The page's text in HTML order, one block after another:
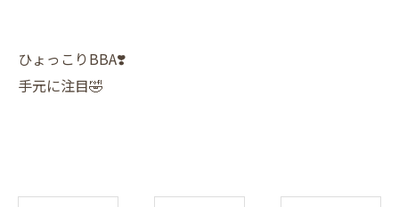
ひょっこりBBA❣️
手元に注目🤣